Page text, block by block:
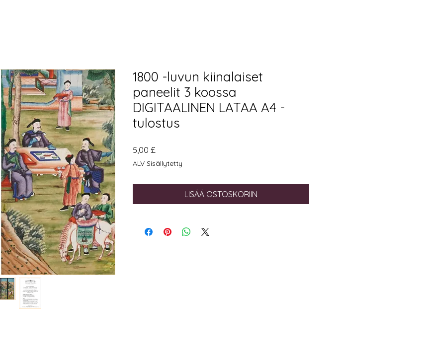
1800 -luvun kiinalaiset
paneelit 3 koossa
DIGITAALINEN LATAA A4 -
tulostus
5,00 £
ALV Sisällytetty
LISÄÄ OSTOSKORIIN